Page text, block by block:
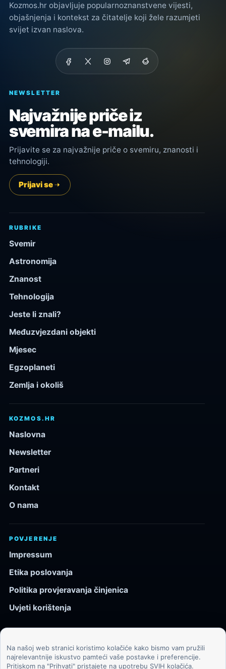
Kozmos.hr objavljuje popularnoznanstvene vijesti,
objašnjenja i kontekst za čitatelje koji žele razumjeti
svijet izvan naslova.
NEWSLETTER
Najvažnije priče iz
svemira na e-mailu.
Prijavite se za najvažnije priče o svemiru, znanosti i
tehnologiji.
Prijavi se
RUBRIKE
Svemir
Astronomija
Znanost
Tehnologija
Jeste li znali?
Međuzvjezdani objekti
Mjesec
Egzoplaneti
Zemlja i okoliš
KOZMOS.HR
Naslovna
Newsletter
Partneri
Kontakt
O nama
POVJERENJE
Impressum
Etika poslovanja
Politika provjeravanja činjenica
Uvjeti korištenja
© 2026 Kozmos.hr. Sva prava pridržana.
Na našoj web stranici koristimo kolačiće kako bismo vam pružili
najrelevantnije iskustvo pamteći vaše postavke i preferencije.
Pritiskom na "Prihvati" pristajete na upotrebu SVIH kolačića.